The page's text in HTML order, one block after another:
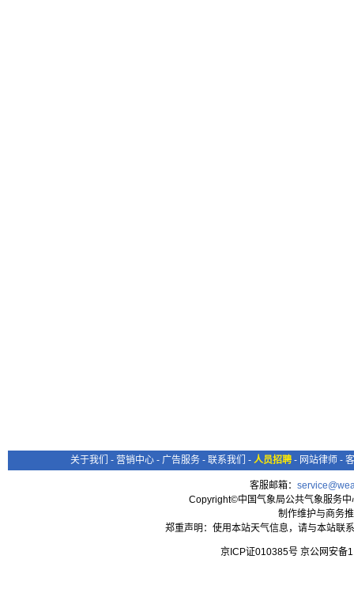
关于我们 - 营销中心 - 广告服务 - 联系我们 - 人员招聘 - 网站律师 -
客服邮箱：
Copyright©中国气象局公共气象服务
制作维护与商务
郑重声明：使用本站天气信息，请与本站联
京ICP证010385号 京公网安备